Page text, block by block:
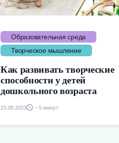
Образовательная среда
Творческое мышление
Как развивать творческие
способности у детей
дошкольного возраста
23.08.2023 ~ 5 минут